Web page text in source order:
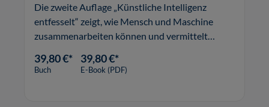
Die zweite Auflage „Künstliche Intelligenz
entfesselt“ zeigt, wie Mensch und Maschine
zusammenarbeiten können und vermittelt
KI-Projekte erfolgreich identifizieren, testen,
39,80 €*
Buch
39,80 €*
E-Book (PDF)